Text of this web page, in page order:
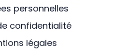
personnelles
confidentialité
légales